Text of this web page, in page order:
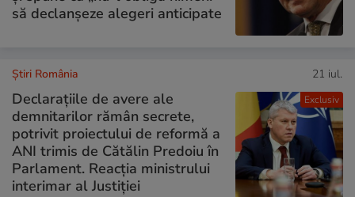
să declanșeze alegeri anticipate
Exclusiv
Știri România 21 iul.
Declarațiile de avere ale
demnitarilor rămân secrete,
potrivit proiectului de reformă a
ANI trimis de Cătălin Predoiu în
Parlament. Reacția ministrului
interimar al Justiției